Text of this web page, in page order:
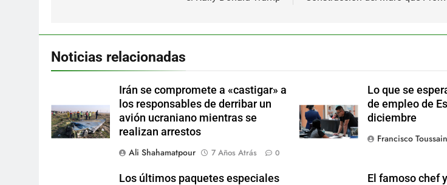
Noticias relacionadas
Irán se compromete a «castigar» a
los responsables de derribar un
avión ucraniano mientras se
realizan arrestos
Ali Shahamatpour
7 Años Atrás 0
Lo que se
de empleo de
diciembre
Francisco
Los últimos paquetes especiales
El famoso chef